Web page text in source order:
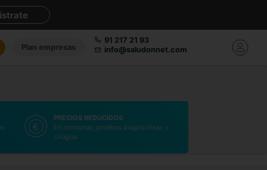
Plan empresas
91 217 21 93
info@saludonnet.com
PRECIOS REDUCIDOS
En consultas, pruebas diagnósticas y
cirugías